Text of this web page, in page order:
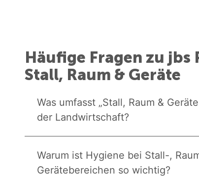
Häufige Fragen zu jbs
Stall, Raum & Geräte
Was umfasst „Stall, Raum &
der Landwirtschaft?
Warum ist Hygiene bei Stall-,
Gerätebereichen so wichtig?